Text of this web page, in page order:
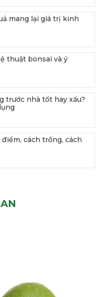
mang lại giá trị kinh
thuật bonsai và ý
trước nhà tốt hay xấu?
cách trồng, cách